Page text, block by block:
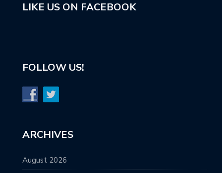
LIKE US ON FACEBOOK
FOLLOW US!
ARCHIVES
August 2026